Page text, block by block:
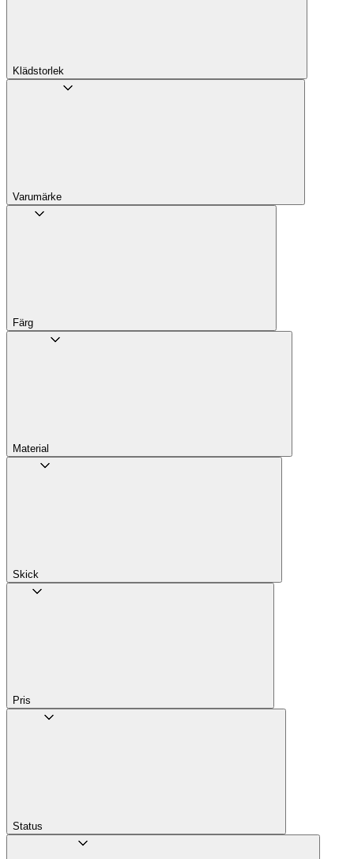
Klädstorlek
Varumärke
Färg
Material
Skick
Pris
Status